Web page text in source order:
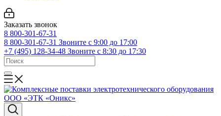
Заказать звонок
8 800-301-67-31
8 800-301-67-31 Звоните с 9:00 до 17:00
+7 (495) 128-34-48 Звоните с 8:30 до 17:30